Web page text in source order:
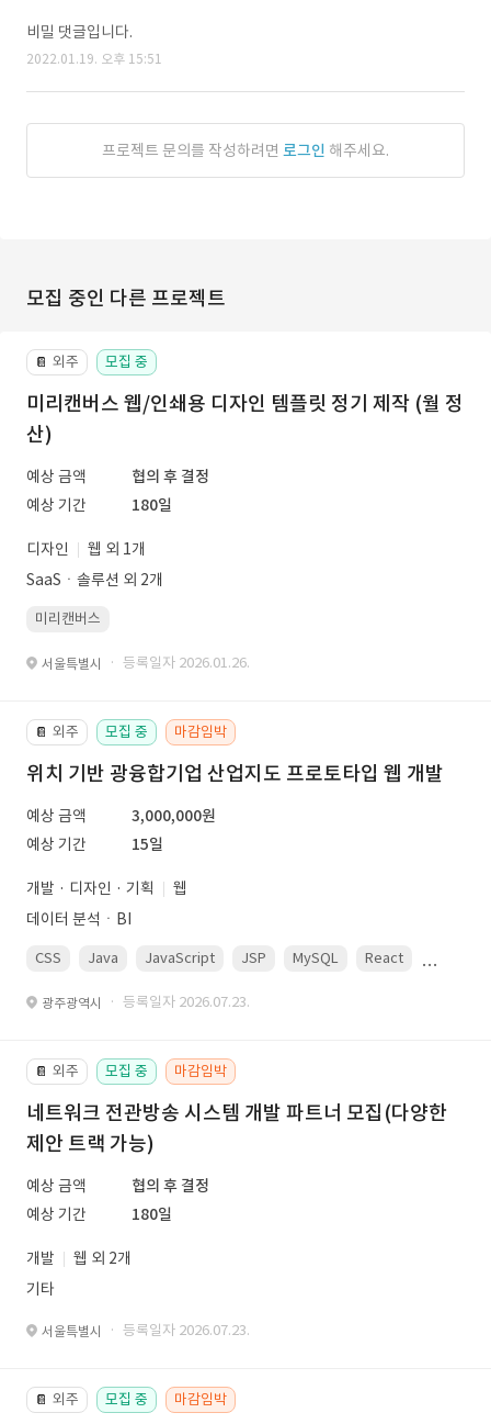
비밀 댓글입니다.
2022.01.19. 오후 15:51
프로젝트 문의를 작성하려면 로그인 해주세요.
모집 중인 다른 프로젝트
📔 외주 모집 중
미리캔버스 웹/인쇄용 디자인 템플릿 정기 제작 (월 정
산)
예상 금액
협의 후 결정
예상 기간
180일
디자인
웹 외 1개
SaaSㆍ솔루션 외 2개
미리캔버스
서울특별시 · 등록일자 2026.01.26.
📔 외주 모집 중 마감임박
위치 기반 광융합기업 산업지도 프로토타입 웹 개발
예상 금액
3,000,000원
예상 기간
15일
개발 · 디자인 · 기획
웹
데이터 분석ㆍBI
CSS Java JavaScript JSP MySQL React
광주광역시 · 등록일자 2026.07.23.
📔 외주 모집 중 마감임박
네트워크 전관방송 시스템 개발 파트너 모집(다양한
제안 트랙 가능)
예상 금액
협의 후 결정
예상 기간
180일
개발
웹 외 2개
기타
서울특별시 · 등록일자 2026.07.23.
📔 외주 모집 중 마감임박